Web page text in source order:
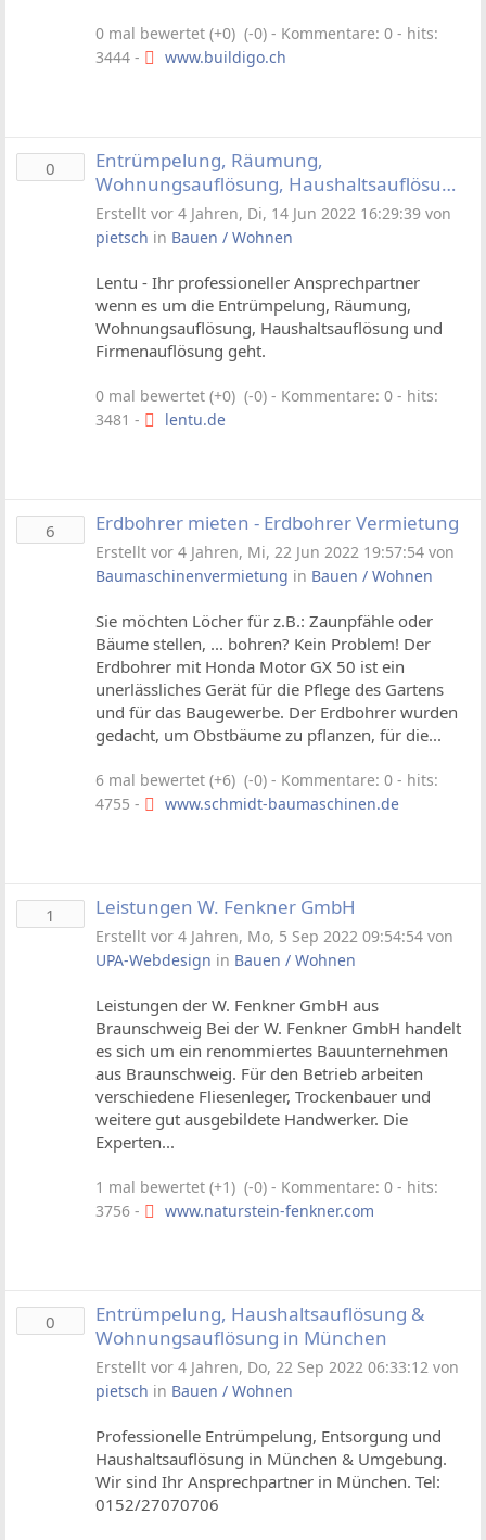
0 mal bewertet (+0) (-0)- Kommentare: 0 - hits:
3444 -
www.buildigo.ch
0
Entrümpelung, Räumung,
Wohnungsauflösung, Haushaltsauflösung
und Firmenauflösung in Ihrer Region
Erstellt vor 4 Jahren, Di, 14 Jun 2022 16:29:39 von
pietsch in Bauen / Wohnen
Lentu - Ihr professioneller Ansprechpartner
wenn es um die Entrümpelung, Räumung,
Wohnungsauflösung, Haushaltsauflösung und
Firmenauflösung geht.
0 mal bewertet (+0) (-0)- Kommentare: 0 - hits:
3481 -
lentu.de
6 Erdbohrer mieten - Erdbohrer Vermietung
Erstellt vor 4 Jahren, Mi, 22 Jun 2022 19:57:54 von
Baumaschinenvermietung in Bauen / Wohnen
Sie möchten Löcher für z.B.: Zaunpfähle oder
Bäume stellen, ... bohren? Kein Problem! Der
Erdbohrer mit Honda Motor GX 50 ist ein
unerlässliches Gerät für die Pflege des Gartens
und für das Baugewerbe. Der Erdbohrer wurden
gedacht, um Obstbäume zu pflanzen, für die...
6 mal bewertet (+6) (-0)- Kommentare: 0 - hits:
4755 -
www.schmidt-baumaschinen.de
1 Leistungen W. Fenkner GmbH
Erstellt vor 4 Jahren, Mo, 5 Sep 2022 09:54:54 von
UPA-Webdesign in Bauen / Wohnen
Leistungen der W. Fenkner GmbH aus
Braunschweig Bei der W. Fenkner GmbH handelt
es sich um ein renommiertes Bauunternehmen
aus Braunschweig. Für den Betrieb arbeiten
verschiedene Fliesenleger, Trockenbauer und
weitere gut ausgebildete Handwerker. Die
Experten...
1 mal bewertet (+1) (-0)- Kommentare: 0 - hits:
3756 -
www.naturstein-fenkner.com
0
Entrümpelung, Haushaltsauflösung &
Wohnungsauflösung in München
Erstellt vor 4 Jahren, Do, 22 Sep 2022 06:33:12 von
pietsch in Bauen / Wohnen
Professionelle Entrümpelung, Entsorgung und
Haushaltsauflösung in München & Umgebung.
Wir sind Ihr Ansprechpartner in München. Tel:
0152/27070706